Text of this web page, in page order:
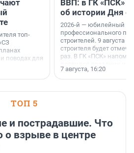
топ-
поводах для
ВВП: в ГК «ПСК»
об истории Дня
2026-й — юбилейный
профессионального
строителей. 9 августа
строителя будет
раз. В ГК «ПСК»
поменялась роль
7 августа, 16:20
ТОП 5
и пострадавшие. Что
о взрыве в центре